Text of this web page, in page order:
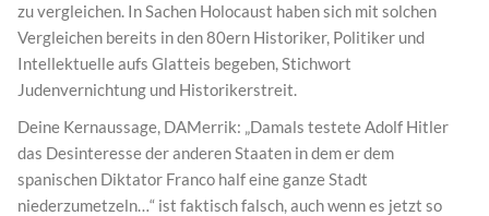
zu vergleichen. In Sachen Holocaust haben sich mit solchen
Vergleichen bereits in den 80ern Historiker, Politiker und
Intellektuelle aufs Glatteis begeben, Stichwort
Judenvernichtung und Historikerstreit.
Deine Kernaussage, DAMerrik: „Damals testete Adolf Hitler
das Desinteresse der anderen Staaten in dem er dem
spanischen Diktator Franco half eine ganze Stadt
niederzumetzeln…“ ist faktisch falsch, auch wenn es jetzt so